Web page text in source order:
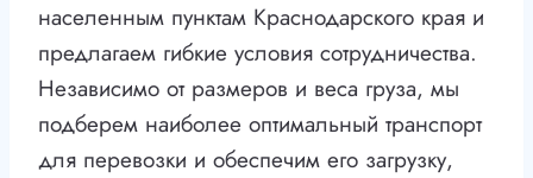
населенным пунктам Краснодарского края и
предлагаем гибкие условия сотрудничества.
Независимо от размеров и веса груза, мы
подберем наиболее оптимальный транспорт
для перевозки и обеспечим его загрузку,